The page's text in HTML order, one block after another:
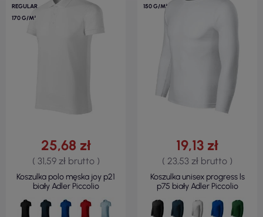
REGULAR
170 G/M²
25,68 zł
( 31,59 zł brutto )
Koszulka polo męska joy p21
biały Adler Piccolio
150 G/M²
19,13 zł
( 23,53 zł brutto )
Koszulka unisex progress ls
p75 biały Adler Piccolio